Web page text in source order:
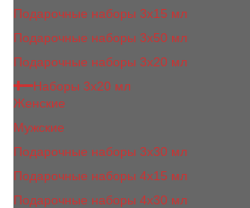
Подарочные наборы 3х15 мл
Подарочные наборы 3x50 мл
Подарочные наборы 3x20 мл
Наборы 3х20 мл
Женские
Мужские
Подарочные наборы 3х30 мл
Подарочные наборы 4x15 мл
Подарочные наборы 4x30 мл